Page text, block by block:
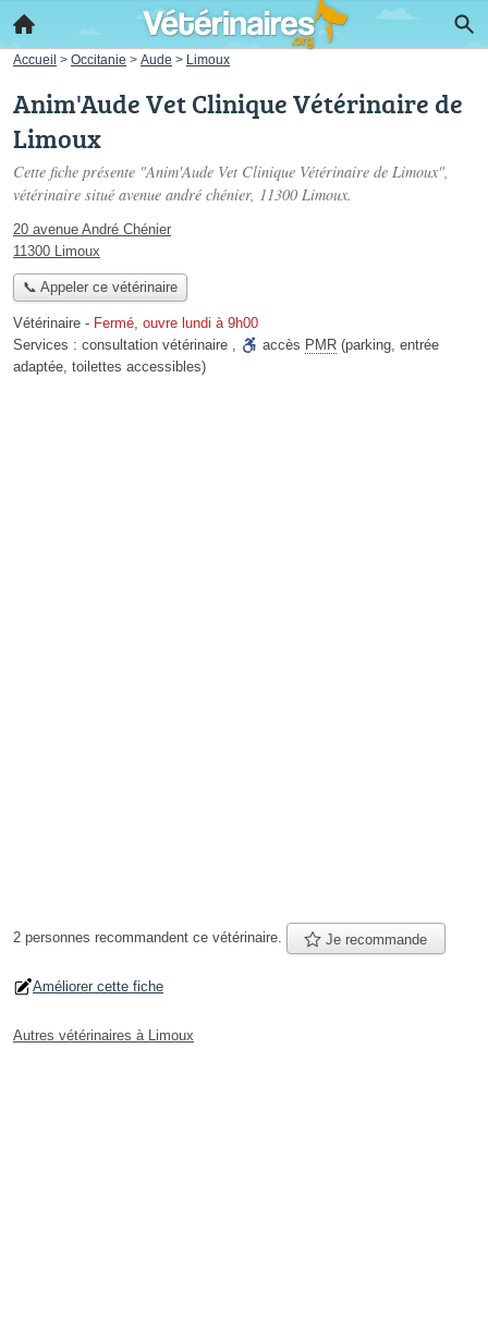
Accueil > Occitanie > Aude > Limoux
Anim'Aude Vet Clinique Vétérinaire de
Limoux
Cette fiche présente "Anim'Aude Vet Clinique Vétérinaire de Limoux",
vétérinaire situé avenue andré chénier, 11300 Limoux.
20 avenue André Chénier
11300 Limoux
📞 Appeler ce vétérinaire
Vétérinaire - Fermé, ouvre lundi à 9h00
Services : consultation vétérinaire , accès PMR (parking, entrée
adaptée, toilettes accessibles)
2 personnes recommandent ce vétérinaire. Je recommande
Améliorer cette fiche
Autres vétérinaires à Limoux